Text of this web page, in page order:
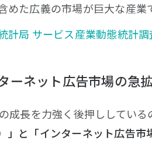
めた広義の市場が巨大な産業
計局 サービス産業動態統計
ーネット広告市場の急
成長を力強く後押ししている
」と「インターネット広告市